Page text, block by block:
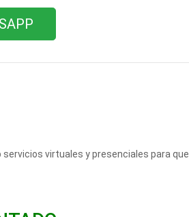
virtuales y presenciales para que